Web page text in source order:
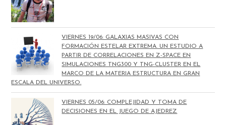
VIERNES 19/06: GALAXIAS MASIVAS CON
FORMACIÓN ESTELAR EXTREMA. UN ESTUDIO A
PARTIR DE CORRELACIONES EN Z-SPACE EN
SIMULACIONES TNG300 Y TNG-CLUSTER EN EL
MARCO DE LA MATERIA ESTRUCTURA EN GRAN
ESCALA DEL UNIVERSO.
VIERNES 05/06: COMPLEJIDAD Y TOMA DE
DECISIONES EN EL JUEGO DE AJEDREZ